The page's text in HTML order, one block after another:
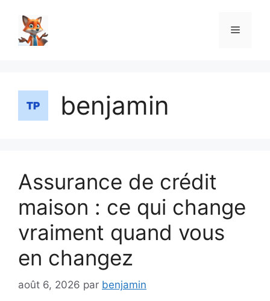
contenu
Menu
benjamin
Assurance de crédit
maison : ce qui change
vraiment quand vous
en changez
août 6, 2026 par benjamin